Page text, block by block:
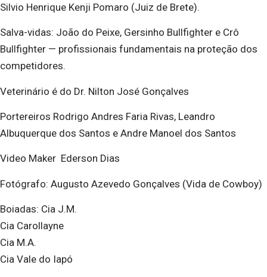
Silvio Henrique Kenji Pomaro (Juiz de Brete).
Salva-vidas: João do Peixe, Gersinho Bullfighter e Crô
Bullfighter — profissionais fundamentais na proteção dos
competidores.
Veterinário é do Dr. Nilton José Gonçalves
Portereiros Rodrigo Andres Faria Rivas, Leandro
Albuquerque dos Santos e Andre Manoel dos Santos
Video Maker Ederson Dias
Fotógrafo: Augusto Azevedo Gonçalves (Vida de Cowboy)
Boiadas: Cia J.M.
Cia Carollayne
Cia M.A.
Cia Vale do Iapó